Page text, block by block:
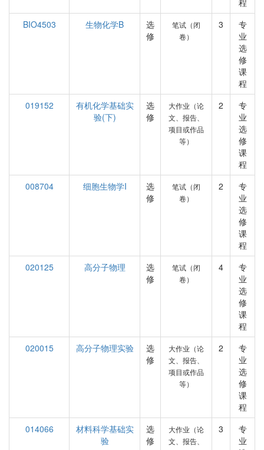
程
BIO4503
生物化学B
选
修
笔试（闭
卷）
3
专
业
选
修
课
程
019152
有机化学基础实
验(下)
选
修
大作业（论
文、报告、
项目或作品
等）
2
专
业
选
修
课
程
008704
细胞生物学I
选
修
笔试（闭
卷）
2
专
业
选
修
课
程
020125
高分子物理
选
修
笔试（闭
卷）
4
专
业
选
修
课
程
020015
高分子物理实验
选
修
大作业（论
文、报告、
项目或作品
等）
2
专
业
选
修
课
程
014066
材料科学基础实
验
选
修
大作业（论
文、报告、
3
专
业